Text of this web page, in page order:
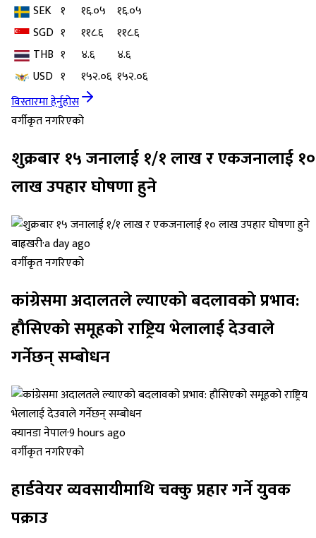
SEK १ १६.०५
१६.०५
SGD १ ११८.६
११८.६
THB १ ४.६
४.६
USD १ १५२.०६ १५२.०६
विस्तारमा हेर्नुहोस
वर्गीकृत नगरिएको
शुक्रबार १५ जनालाई १/१ लाख र एकजनालाई १०
लाख उपहार घोषणा हुने
बाह्रखरी·a day ago
वर्गीकृत नगरिएको
कांग्रेसमा अदालतले ल्याएको बदलावको प्रभाव:
हौसिएको समूहको राष्ट्रिय भेलालाई देउवाले
गर्नेछन् सम्बोधन
क्यानडा नेपाल·9 hours ago
वर्गीकृत नगरिएको
हार्डवेयर व्यवसायीमाथि चक्कु प्रहार गर्ने युुवक
पक्राउ